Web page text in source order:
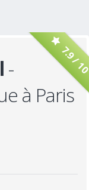
7.9 /
-
à Paris